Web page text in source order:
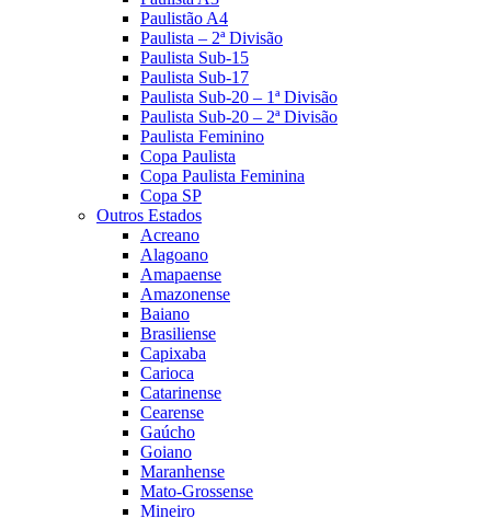
Paulistão A4
Paulista – 2ª Divisão
Paulista Sub-15
Paulista Sub-17
Paulista Sub-20 – 1ª Divisão
Paulista Sub-20 – 2ª Divisão
Paulista Feminino
Copa Paulista
Copa Paulista Feminina
Copa SP
Outros Estados
Acreano
Alagoano
Amapaense
Amazonense
Baiano
Brasiliense
Capixaba
Carioca
Catarinense
Cearense
Gaúcho
Goiano
Maranhense
Mato-Grossense
Mineiro